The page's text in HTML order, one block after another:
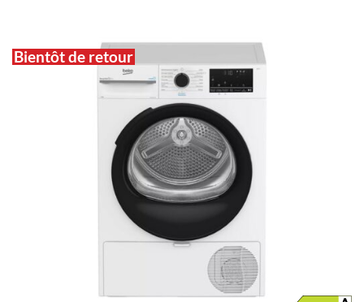
Bientôt de retour